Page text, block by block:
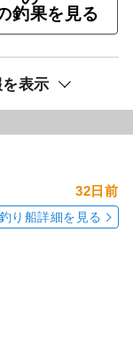
厳しい状況
かなり回復
そう」
ことひき」